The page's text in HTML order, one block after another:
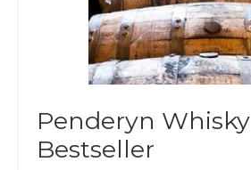
Penderyn Whisky
Bestseller